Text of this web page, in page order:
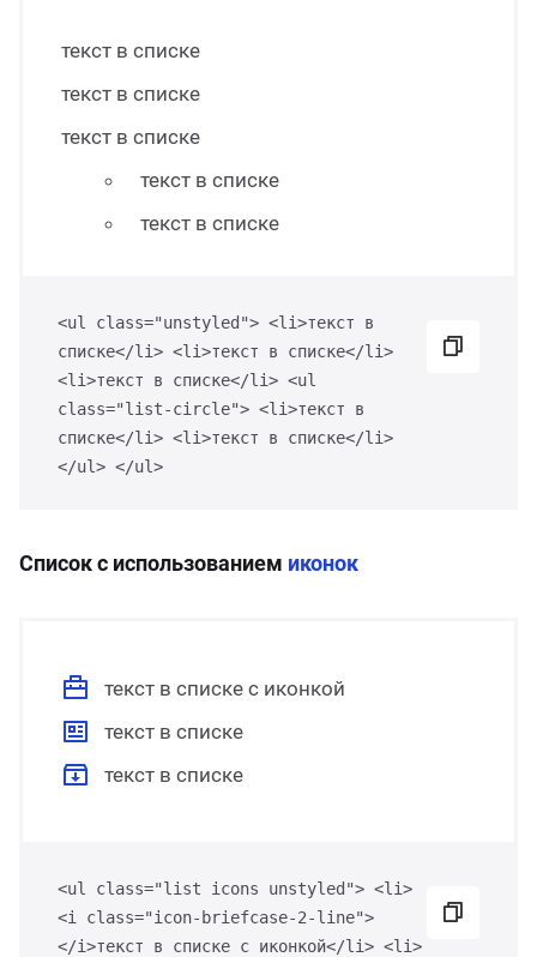
текст в списке
текст в списке
текст в списке
текст в списке
текст в списке
<ul class="unstyled"> <li>текст в
списке</li> <li>текст в списке</li>
<li>текст в списке</li> <ul
class="list-circle"> <li>текст в
списке</li> <li>текст в списке</li>
</ul> </ul>
Список с использованием иконок
текст в списке с иконкой
текст в списке
текст в списке
<ul class="list icons unstyled"> <li>
<i class="icon-briefcase-2-line">
</i>текст в списке с иконкой</li> <li>